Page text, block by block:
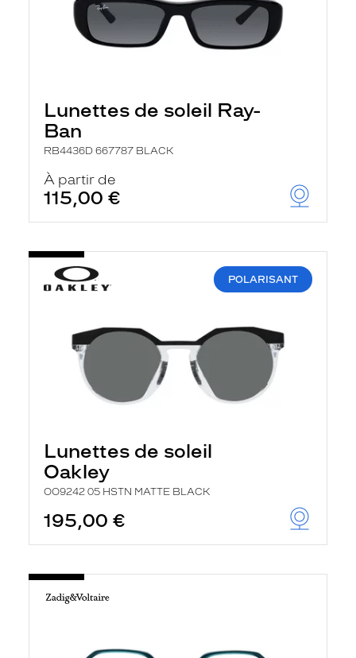
Lunettes de soleil Ray-
Ban
RB4436D 667787 BLACK
À partir de
115,00 €
POLARISANT
Lunettes de soleil
Oakley
OO9242 05 HSTN MATTE BLACK
195,00 €